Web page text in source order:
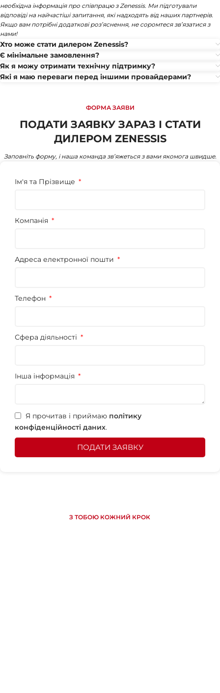
необхідна інформація про співпрацю з Zenessis. Ми підготували
відповіді на найчастіші запитання, які надходять від наших партнерів.
Якщо вам потрібні додаткові роз’яснення, не соромтеся зв’язатися з
нами!
Хто може стати дилером Zenessis?
Є мінімальне замовлення?
Як я можу отримати технічну підтримку?
Які я маю переваги перед іншими провайдерами?
ФОРМА ЗАЯВИ
ПОДАТИ ЗАЯВКУ ЗАРАЗ І СТАТИ
ДИЛЕРОМ ZENESSIS
Заповніть форму, і наша команда зв’яжеться з вами якомога швидше.
Ім'я та Прізвище
Компанія
Адреса електронної пошти
Телефон
Сфера діяльності
Інша інформація
Я прочитав і приймаю політику
конфіденційності даних.
ПОДАТИ ЗАЯВКУ
З ТОБОЮ КОЖНИЙ КРОК